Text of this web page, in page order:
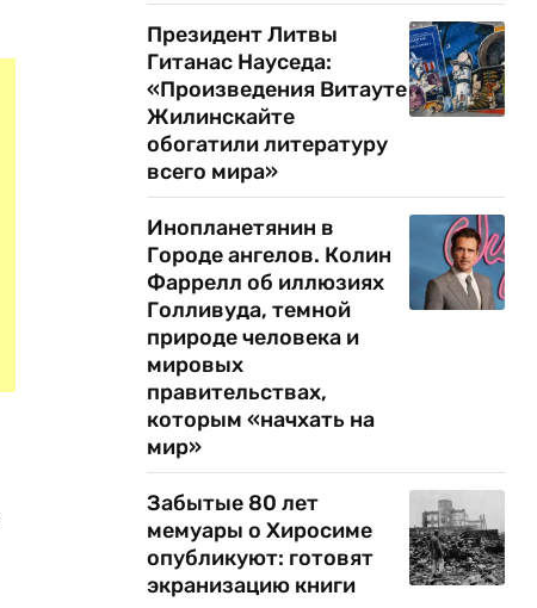
Президент Литвы
Гитанас Науседа:
«Произведения Витауте
Жилинскайте
обогатили литературу
всего мира»
Инопланетянин в
Городе ангелов. Колин
Фаррелл об иллюзиях
Голливуда, темной
природе человека и
мировых
правительствах,
которым «начхать на
мир»
Забытые 80 лет
мемуары о Хиросиме
опубликуют: готовят
экранизацию книги